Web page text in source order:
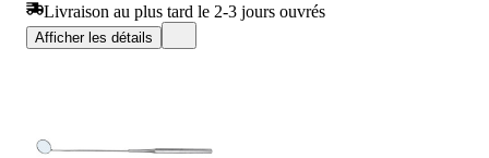
Livraison au plus tard le 2-3 jours ouvrés
Afficher les détails